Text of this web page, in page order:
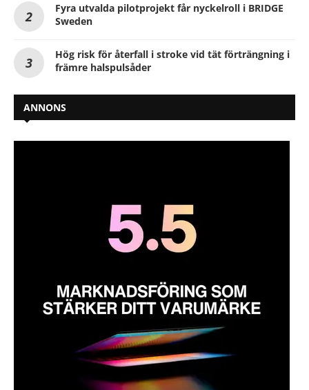
Fyra utvalda pilotprojekt får nyckelroll i BRIDGE
Sweden
Hög risk för återfall i stroke vid tät förträngning i
främre halspulsåder
ANNONS